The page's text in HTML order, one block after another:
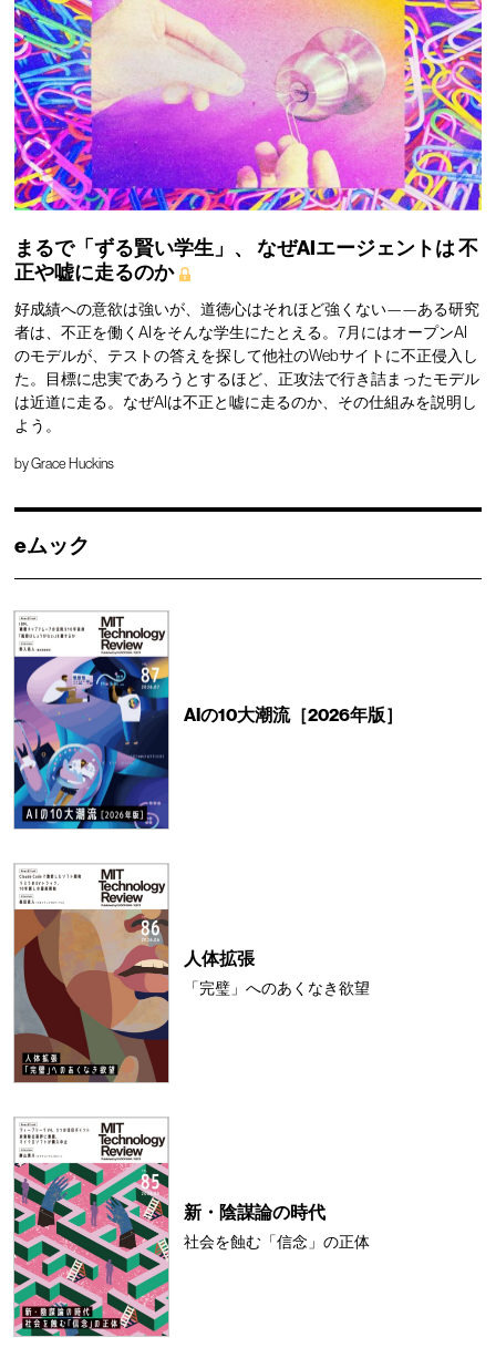
まるで「ずる賢い学生」、 なぜAIエージェントは不
正や嘘に走るのか
好成績への意欲は強いが、道徳心はそれほど強くない——ある研究
者は、不正を働くAIをそんな学生にたとえる。7月にはオープンAI
のモデルが、テストの答えを探して他社のWebサイトに不正侵入し
た。目標に忠実であろうとするほど、正攻法で行き詰まったモデル
は近道に走る。なぜAIは不正と嘘に走るのか、その仕組みを説明し
よう。
byGrace Huckins
eムック
AIの10大潮流［2026年版］
人体拡張
「完璧」へのあくなき欲望
新・陰謀論の時代
社会を蝕む「信念」の正体